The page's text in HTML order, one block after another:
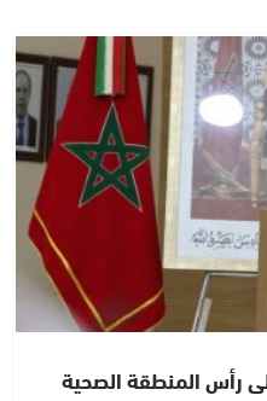
رأس المنطقة الصحية